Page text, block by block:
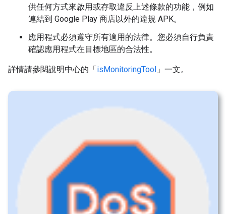
供任何方式來啟用或存取違反上述條款的功能，例如
連結到 Google Play 商店以外的違規 APK。
應用程式必須遵守所有適用的法律。您必須自行負責
確認應用程式在目標地區的合法性。
詳情請參閱說明中心的「isMonitoringTool 」一文。